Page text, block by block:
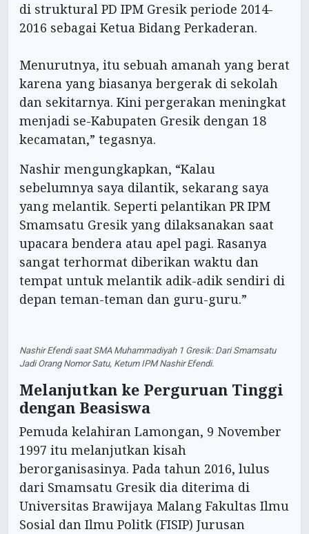
di struktural PD IPM Gresik periode 2014-
2016 sebagai Ketua Bidang Perkaderan.
Menurutnya, itu sebuah amanah yang berat
karena yang biasanya bergerak di sekolah
dan sekitarnya. Kini pergerakan meningkat
menjadi se-Kabupaten Gresik dengan 18
kecamatan,” tegasnya.
Nashir mengungkapkan, “Kalau
sebelumnya saya dilantik, sekarang saya
yang melantik. Seperti pelantikan PR IPM
Smamsatu Gresik yang dilaksanakan saat
upacara bendera atau apel pagi. Rasanya
sangat terhormat diberikan waktu dan
tempat untuk melantik adik-adik sendiri di
depan teman-teman dan guru-guru.”
Nashir Efendi saat SMA Muhammadiyah 1 Gresik: Dari Smamsatu
Jadi Orang Nomor Satu, Ketum IPM Nashir Efendi.
Melanjutkan ke Perguruan Tinggi
dengan Beasiswa
Pemuda kelahiran Lamongan, 9 November
1997 itu melanjutkan kisah
berorganisasinya. Pada tahun 2016, lulus
dari Smamsatu Gresik dia diterima di
Universitas Brawijaya Malang Fakultas Ilmu
Sosial dan Ilmu Politk (FISIP) Jurusan